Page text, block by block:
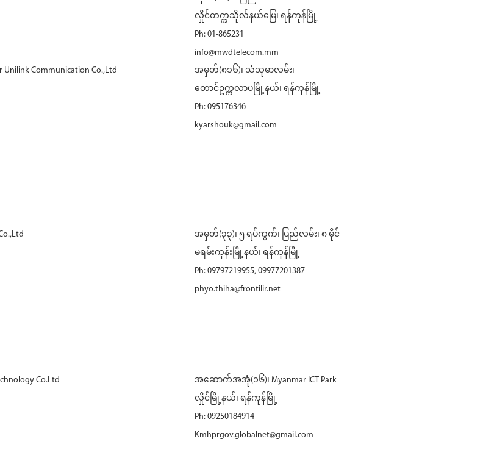
လှိုင်တက္ကသိုလ်နယ်မြေ၊ ရန်ကုန်မြို့
Ph: 01-865231
info@mwdtelecom.mm
Unilink Communication Co.,Ltd
အမှတ်(၈၁၆)၊ သံသုမာလမ်း၊
တောင်ဥက္ကလာပမြို့နယ်၊ ရန်ကုန်မြို့
Ph: 095176346
kyarshouk@gmail.com
အမှတ်(၃၃)၊ ၅ ရပ်ကွက်၊ ပြည်လမ်း၊ ၈ မိုင်
မရမ်းကုန်းမြို့နယ်၊ ရန်ကုန်မြို့
Ph: 09797219955, 09977201387
phyo.thiha@frontilir.net
Co.Ltd
အဆောက်အအုံ(၁၆)၊ Myanmar ICT Park
လှိုင်မြို့နယ်၊ ရန်ကုန်မြို့
Ph: 09250184914
Kmhprgov.globalnet@gmail.com